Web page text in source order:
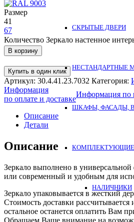
СКРЫТЫЕ ДВЕРИ
НЕСТАНДАРТНЫЕ
ШКАФЫ, ФАСАДЫ,
КОМПЛЕКТУЮЩИЕ
НАЛИЧНИКИ
Размер
41
67
Количество Зеркало настенное
В корзину
Купить в один клик
Артикул: 30.4.41.23.7032 Категория:
Информация
по оплате и доставке
Информация по
Описание
Детали
Описание
Зеркало выполнено в
или современный и удобным для
Зеркало упаковывается в жесткий
Стоимость доставки
остальное останется оплатить Вам
Обращаем Ваше внимание на